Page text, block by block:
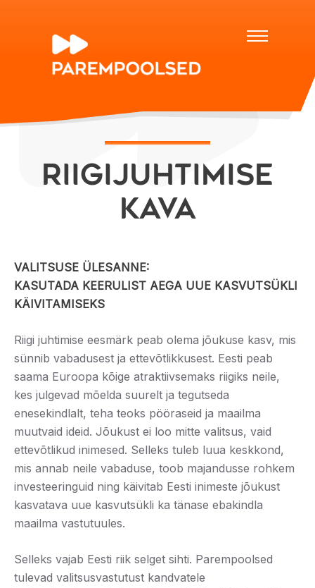
Riigijuhtimise
kava
VALITSUSE ÜLESANNE:
KASUTADA KEERULIST AEGA UUE KASVUTSÜKLI
KÄIVITAMISEKS
Riigi juhtimise eesmärk peab olema jõukuse kasv, mis
sünnib vabadusest ja ettevõtlikkusest. Eesti peab
saama Euroopa kõige atraktiivsemaks riigiks neile,
kes julgevad mõelda suurelt ja tegutseda
enesekindlalt, teha teoks pööraseid ja maailma
muutvaid ideid. Jõukust ei loo mitte valitsus, vaid
ettevõtlikud inimesed. Selleks tuleb luua keskkond,
mis annab neile vabaduse, toob majandusse rohkem
investeeringuid ning käivitab Eesti inimeste jõukust
kasvatava uue kasvutsükli ka tänase ebakindla
maailma vastutuules.
Selleks vajab Eesti riik selget sihti. Parempoolsed
tulevad valitsusvastutust kandvatele